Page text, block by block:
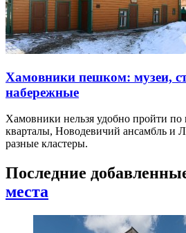
Хамовники пешком: музеи,
набережные
Хамовники нельзя удобно пройти
кварталы, Новодевичий ансамбль и
разные кластеры.
Последние
места